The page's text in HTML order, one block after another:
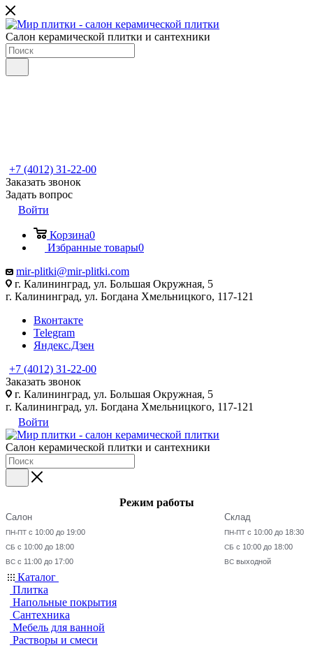
Салон керамической плитки и сантехники
+7 (4012) 31-22-00
Заказать звонок
Задать вопрос
Войти
Корзина0
Избранные товары0
mir-plitki@mir-plitki.com
г. Калининград, ул. Большая Окружная, 5
г. Калининград, ул. Богдана Хмельницкого, 117-121
Вконтакте
Telegram
Яндекс.Дзен
+7 (4012) 31-22-00
Заказать звонок
г. Калининград, ул. Большая Окружная, 5
г. Калининград, ул. Богдана Хмельницкого, 117-121
Войти
Салон керамической плитки и сантехники
Режим работы
Салон
ПН-ПТ с 10:00 до 19:00
СБ с 10:00 до 18:00
ВС с 11:00 до 17:00
Склад
ПН-ПТ с 10:00 до 18:30
СБ с 10:00 до 18:00
ВС выходной
Каталог
Плитка
Напольные покрытия
Сантехника
Мебель для ванной
Растворы и смеси